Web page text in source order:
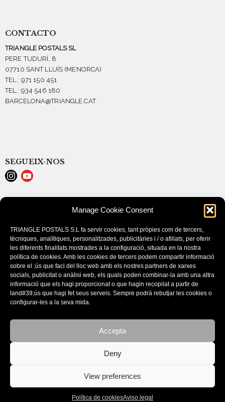
Manage Cookie Consent
TRIANGLE POSTALS S.L fa servir cookies, tant pròpies com de tercers,
tècniques, analítiques, personalitzades, publicitàries i / o afiliats, per oferir
les diferents finalitats mostrades a la configuració, situada en la nostra
política de cookies. Amb les cookies de tercers podem compartir informació
sobre el ;ús que faci del lloc web amb els nostres partners de xarxes
socials, publicitat o anàlisi web, els quals poden combinar-la amb una altra
informació que els hagi proporcionat o que hagin recopilat a partir de
land#39;ús que hagi fet seus serveis. Sempre podrà rebutjar les cookies o
configurar-les a la seva mida.
Accepta
Deny
View preferences
Política de cookiesAviso legal
CONTACTO
TRIANGLE POSTALS SL
PERE TUDURÍ, 8
07710 SANT LLUÍS (MENORCA)
TEL.: 971 150 451
TEL.: 934 546 180
BARCELONA@TRIANGLE.CAT
SEGUEIX-NOS
POLÍTICA DE COOKIES (EU)
CONDICIONES DE COMPRA
CATÁLOGOS
© Copyright - Triangle Postals S.L. 2020 - design by:BORGEN STUDIO